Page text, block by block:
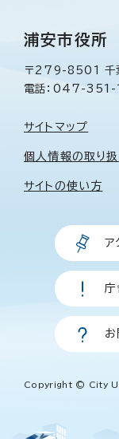
浦安市役所
〒279-8501 千
電話：047-351-
サイトマップ
個人情報の取り
サイトの使い方
ア
庁
お
Copyright © City